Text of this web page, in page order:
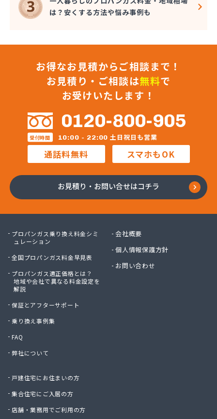
株式会社スギサン化学
株式会社スマイルガステクノロジー
株式会社バンノ
株式会社フジプロ
株式会社フジプロ刈谷営業所
株式会社ホームガス東海
株式会社ホームガス東海 楽田ショップ
株式会社マルエイ名古屋支店
株式会社マルコー
株式会社マルハチ
株式会社マルマン
株式会社ヤマアキ
株式会社よしや商店
株式会社リピックス
株式会社リピックス 春日井センター
株式会社一プロ
株式会社稲藤商店
株式会社稲葉エネクス
株式会社宇佐美プロパン
株式会社下林
株式会社桑原商事
株式会社元久商店
株式会社古田商店
株式会社三好ガス
は？安くする方法や悩み事例も
お得なお見積からご相談まで！
お見積り・ご相談は無料で
お受けいたします！
0120-800-905
受付時間 10:00 - 22:00 土日祝日も営業
通話料無料 スマホもOK
お見積り・お問い合せはコチラ
プロパンガス乗り換え料金シミ
ュレーション
全国プロパンガス料金早見表
プロパンガス適正価格とは？
地域や会社で異なる料金設定を
解説
保証とアフターサポート
乗り換え事例集
FAQ
弊社について
戸建住宅にお住まいの方
集合住宅にご入居の方
店舗・業務用でご利用の方
会社概要
個人情報保護方針
お問い合わせ